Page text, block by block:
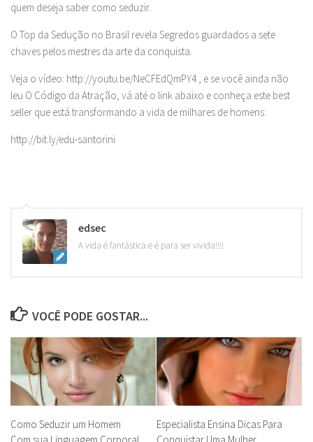
quem deseja saber como seduzir.
O Top da Sedução no Brasil revela Segredos guardados a sete
chaves pelos mestres da arte da conquista.
Veja o vídeo: http://youtu.be/NeCFEdQmPY4 , e se você ainda não
leu O Código da Atração, vá até o link abaixo e conheça este best
seller que está transformando a vida de milhares de homens:
http://bit.ly/edu-santorini
edsec
A vida é fantástica e é para ser vivida!!!!
VOCÊ PODE GOSTAR...
Como Seduzir um Homem
Especialista Ensina Dicas Para